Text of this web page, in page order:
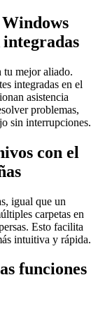
tu mejor aliado.
integradas en el
asistencia
problemas,
sin interrupciones.
con el
igual que un
carpetas en
Esto facilita
intuitiva y rápida.
funciones